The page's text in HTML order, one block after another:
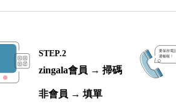
STEP.2
zingala會員 → 掃碼
非會員 → 填單